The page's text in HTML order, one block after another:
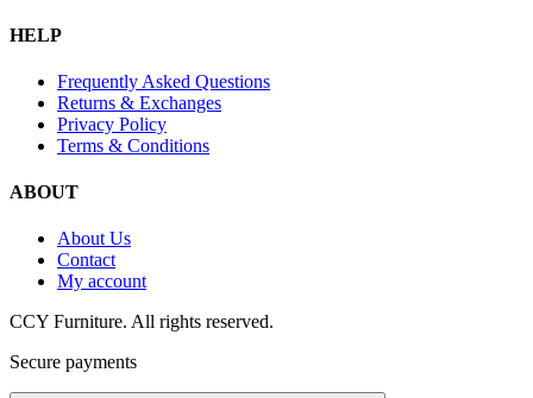
HELP
Frequently Asked Questions
Returns & Exchanges
Privacy Policy
Terms & Conditions
ABOUT
About Us
Contact
My account
CCY Furniture. All rights reserved.
Secure payments